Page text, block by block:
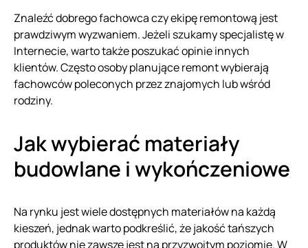
Znaleźć dobrego fachowca czy ekipę remontową jest
prawdziwym wyzwaniem. Jeżeli szukamy specjalistę w
Internecie, warto także poszukać opinie innych
klientów. Często osoby planujące remont wybierają
fachowców poleconych przez znajomych lub wśród
rodziny.
Jak wybierać materiały
budowlane i wykończeniowe
Na rynku jest wiele dostępnych materiałów na każdą
kieszeń, jednak warto podkreślić, że jakość tańszych
produktów nie zawsze jest na przyzwoitym poziomie. W